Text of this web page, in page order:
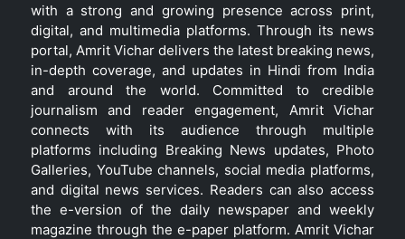
with a strong and growing presence across print,
digital, and multimedia platforms. Through its news
portal, Amrit Vichar delivers the latest breaking news,
in-depth coverage, and updates in Hindi from India
and around the world. Committed to credible
journalism and reader engagement, Amrit Vichar
connects with its audience through multiple
platforms including Breaking News updates, Photo
Galleries, YouTube channels, social media platforms,
and digital news services. Readers can also access
the e-version of the daily newspaper and weekly
magazine through the e-paper platform. Amrit Vichar